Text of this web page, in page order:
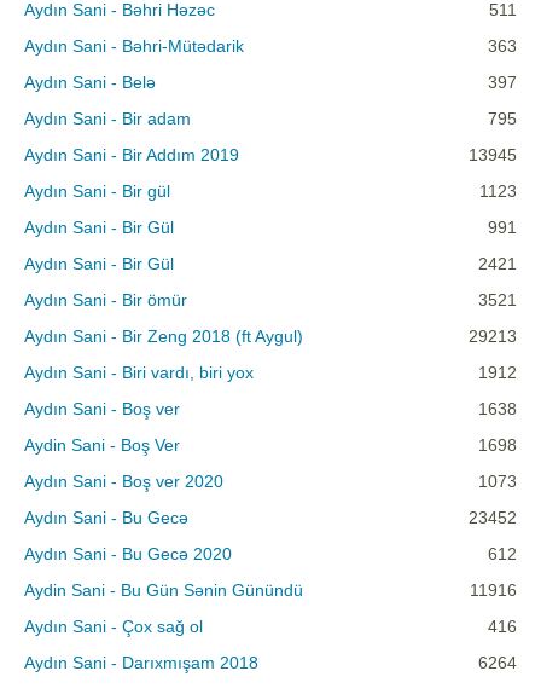
Aydın Sani - Bəhri Həzəc
511
Aydın Sani - Bəhri-Mütədarik
363
Aydın Sani - Belə
397
Aydın Sani - Bir adam
795
Aydın Sani - Bir Addım 2019
13945
Aydın Sani - Bir gül
1123
Aydın Sani - Bir Gül
991
Aydın Sani - Bir Gül
2421
Aydın Sani - Bir ömür
3521
Aydın Sani - Bir Zeng 2018 (ft Aygul)
29213
Aydın Sani - Biri vardı, biri yox
1912
Aydın Sani - Boş ver
1638
Aydin Sani - Boş Ver
1698
Aydın Sani - Boş ver 2020
1073
Aydın Sani - Bu Gecə
23452
Aydın Sani - Bu Gecə 2020
612
Aydin Sani - Bu Gün Sənin Günündü
11916
Aydın Sani - Çox sağ ol
416
Aydın Sani - Darıxmışam 2018
6264